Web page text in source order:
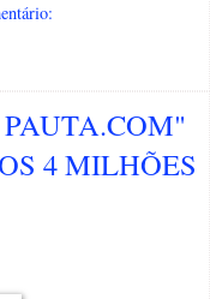
4 MILHÕES